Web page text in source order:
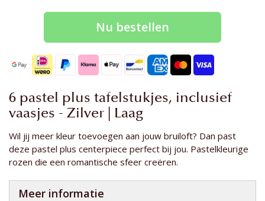
Nu bestellen
6 pastel plus tafelstukjes, inclusief
vaasjes - Zilver | Laag
Wil jij meer kleur toevoegen aan jouw bruiloft? Dan past
deze pastel plus centerpiece perfect bij jou. Pastelkleurige
rozen die een romantische sfeer creëren.
Meer informatie